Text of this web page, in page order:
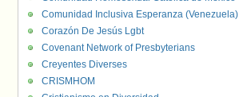
Comunidad Inclusiva Esperanza (Venezuela)
Corazón De Jesús Lgbt
Covenant Network of Presbyterians
Creyentes Diverses
CRISMHOM